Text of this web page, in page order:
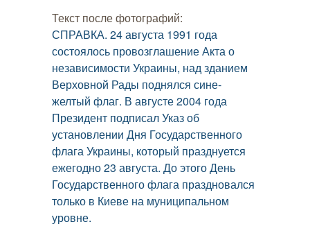
Текст после фотографий:
СПРАВКА. 24 августа 1991 года
состоялось провозглашение Акта о
независимости Украины, над зданием
Верховной Рады поднялся сине-
желтый флаг. В августе 2004 года
Президент подписал Указ об
установлении Дня Государственного
флага Украины, который празднуется
ежегодно 23 августа. До этого День
Государственного флага праздновался
только в Киеве на муниципальном
уровне.